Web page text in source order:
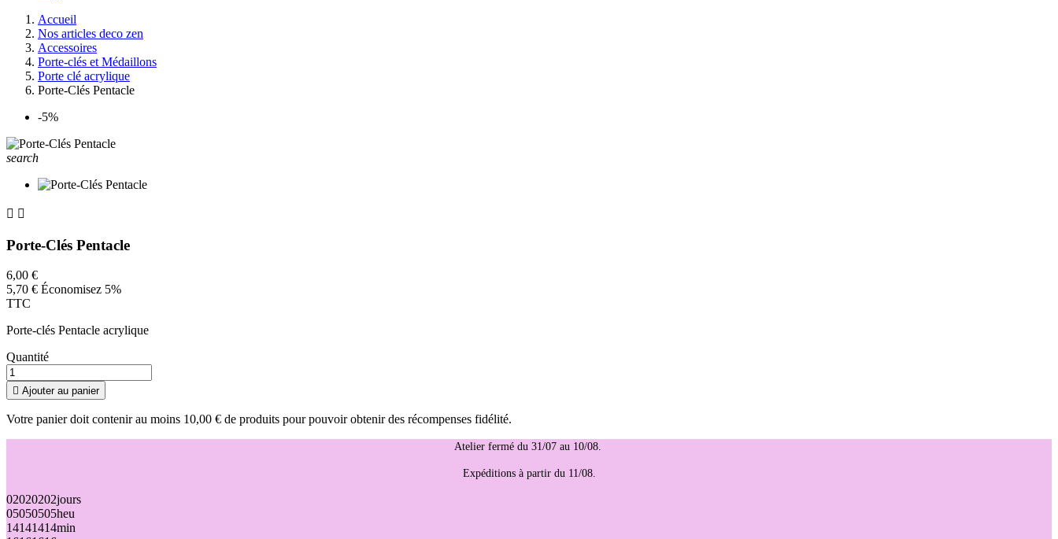
Accueil
Nos articles deco zen
Accessoires
Porte-clés et Médaillons
Porte clé acrylique
Porte-Clés Pentacle
-5%
search
 
Porte-Clés Pentacle
6,00 €
5,70 € Économisez 5%
TTC
Porte-clés Pentacle acrylique
Quantité
 Ajouter au panier
Votre panier doit contenir au moins 10,00 € de produits pour pouvoir obtenir des récompenses fidélité.
Atelier fermé du 31/07 au 10/08.
Expéditions à partir du 11/08.
02020202jours
05050505heu
14141414min